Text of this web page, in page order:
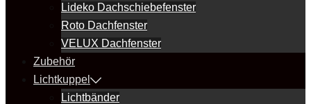
Lideko Dachschiebefenster
Roto Dachfenster
VELUX Dachfenster
Zubehör
Lichtkuppel
Lichtbänder